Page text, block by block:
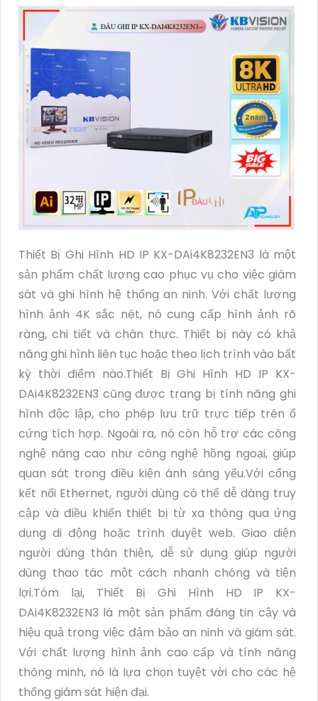
Thiết Bị Ghi Hình HD IP KX-DAi4K8232EN3 là một
sản phẩm chất lượng cao phục vụ cho việc giám
sát và ghi hình hệ thống an ninh. Với chất lượng
hình ảnh 4K sắc nét, nó cung cấp hình ảnh rõ
ràng, chi tiết và chân thực. Thiết bị này có khả
năng ghi hình liên tục hoặc theo lịch trình vào bất
kỳ thời điểm nào.Thiết Bị Ghi Hình HD IP KX-
DAi4K8232EN3 cũng được trang bị tính năng ghi
hình độc lập, cho phép lưu trữ trực tiếp trên ổ
cứng tích hợp. Ngoài ra, nó còn hỗ trợ các công
nghệ nâng cao như công nghệ hồng ngoại, giúp
quan sát trong điều kiện ánh sáng yếu.Với cổng
kết nối Ethernet, người dùng có thể dễ dàng truy
cập và điều khiển thiết bị từ xa thông qua ứng
dụng di động hoặc trình duyệt web. Giao diện
người dùng thân thiện, dễ sử dụng giúp người
dùng thao tác một cách nhanh chóng và tiện
lợi.Tóm lại, Thiết Bị Ghi Hình HD IP KX-
DAi4K8232EN3 là một sản phẩm đáng tin cậy và
hiệu quả trong việc đảm bảo an ninh và giám sát.
Với chất lượng hình ảnh cao cấp và tính năng
thông minh, nó là lựa chọn tuyệt vời cho các hệ
thống giám sát hiện đại.